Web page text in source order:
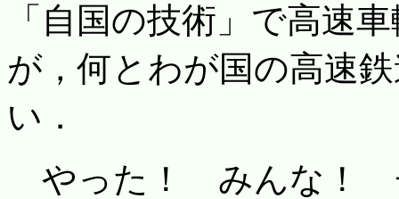
「自国の技術」で高速
が，何とわが国の高速
い．
やった！ みんな！